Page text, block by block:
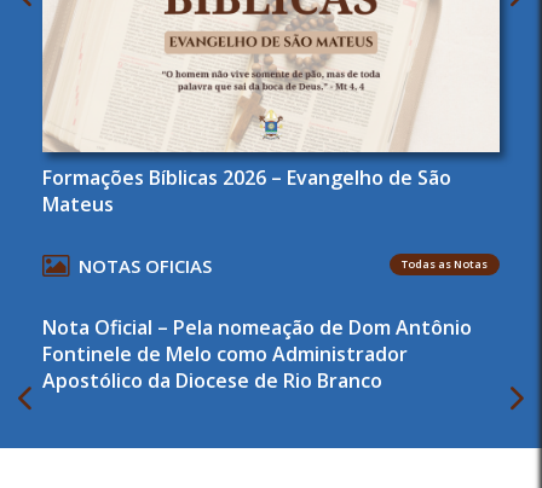
Formações Bíblicas 2026 – Evangelho de São
Mateus
NOTAS OFICIAS Todas as Notas
Nota Oficial – Pela nomeação de Dom Antônio
Fontinele de Melo como Administrador
Apostólico da Diocese de Rio Branco